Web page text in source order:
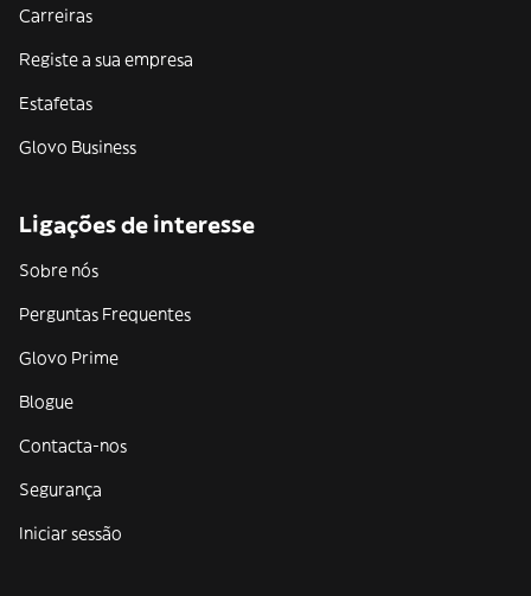
Carreiras
Registe a sua empresa
Estafetas
Glovo Business
Ligações de interesse
Sobre nós
Perguntas Frequentes
Glovo Prime
Blogue
Contacta-nos
Segurança
Iniciar sessão